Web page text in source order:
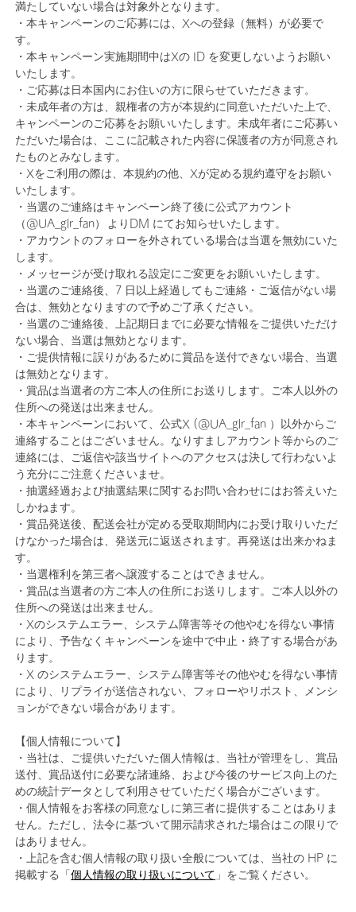
満たしていない場合は対象外となります。
・本キャンペーンのご応募には、Xへの登録（無料）が必要で
す。
・本キャンペーン実施期間中はXの ID を変更しないようお願い
いたします。
・ご応募は日本国内にお住いの方に限らせていただきます。
・未成年者の方は、親権者の方が本規約に同意いただいた上で、
キャンペーンのご応募をお願いいたします。未成年者にご応募い
ただいた場合は、ここに記載された内容に保護者の方が同意され
たものとみなします。
・Xをご利用の際は、本規約の他、Xが定める規約遵守をお願い
いたします。
・当選のご連絡はキャンペーン終了後に公式アカウント
（@UA_glr_fan） よりDM にてお知らせいたします。
・アカウントのフォローを外されている場合は当選を無効にいた
します。
・メッセージが受け取れる設定にご変更をお願いいたします。
・当選のご連絡後、7 日以上経過してもご連絡・ご返信がない場
合は、無効となりますので予めご了承ください。
・当選のご連絡後、上記期日までに必要な情報をご提供いただけ
ない場合、当選は無効となります。
・ご提供情報に誤りがあるために賞品を送付できない場合、当選
は無効となります。
・賞品は当選者の方ご本人の住所にお送りします。ご本人以外の
住所への発送は出来ません。
・本キャンペーンにおいて、公式X (@UA_glr_fan ）以外からご
連絡することはございません。なりすましアカウント等からのご
連絡には、ご返信や該当サイトへのアクセスは決して行わないよ
う充分にご注意くださいませ。
・抽選経過および抽選結果に関するお問い合わせにはお答えいた
しかねます。
・賞品発送後、配送会社が定める受取期間内にお受け取りいただ
けなかった場合は、発送元に返送されます。再発送は出来かねま
す。
・当選権利を第三者へ譲渡することはできません。
・賞品は当選者の方ご本人の住所にお送りします。ご本人以外の
住所への発送は出来ません。
・Xのシステムエラー、システム障害等その他やむを得ない事情
により、予告なくキャンペーンを途中で中止・終了する場合があ
ります。
・X のシステムエラー、システム障害等その他やむを得ない事情
により、リプライが送信されない、フォローやリポスト、メンシ
ョンができない場合があります。
【個人情報について】
・当社は、ご提供いただいた個人情報は、当社が管理をし、賞品
送付、賞品送付に必要な諸連絡、および今後のサービス向上のた
めの統計データとして利用させていただく場合がございます。
・個人情報をお客様の同意なしに第三者に提供することはありま
せん。ただし、法令に基づいて開示請求された場合はこの限りで
はありません。
・上記を含む個人情報の取り扱い全般については、当社の HP に
掲載する「個人情報の取り扱いについて 」をご覧ください。